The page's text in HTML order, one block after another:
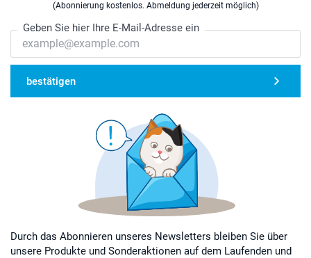
(Abonnierung kostenlos. Abmeldung jederzeit möglich)
Geben Sie hier Ihre E-Mail-Adresse ein
bestätigen
Durch das Abonnieren unseres Newsletters bleiben Sie über
unsere Produkte und Sonderaktionen auf dem Laufenden und